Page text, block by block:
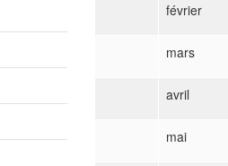
février
mars
avril
mai